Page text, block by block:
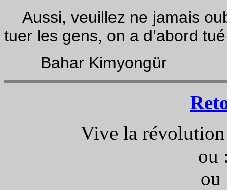
Aussi, veuillez ne jamais
tuer les gens, on a d’abord
Bahar Kimyongür
Vive la
ou
ou